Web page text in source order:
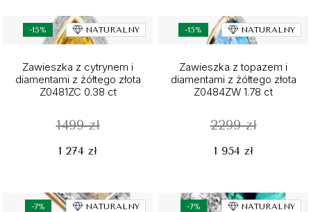
-15% NATURALNY
Zawieszka z cytrynem i
diamentami z żółtego złota
Z0481ZC 0.38 ct
1499 zł
1 274 zł
-15% NATURALNY
Zawieszka z topazem i
diamentami z żółtego złota
Z0484ZW 1.78 ct
2299 zł
1 954 zł
-7% NATURALNY -7% NATURALNY